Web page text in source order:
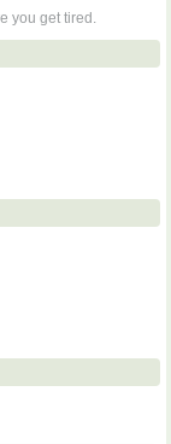
you get tired.